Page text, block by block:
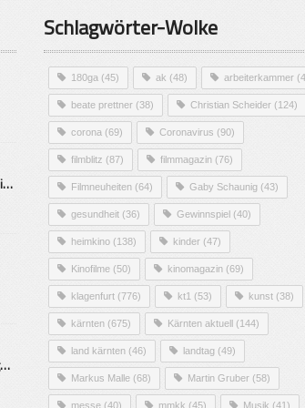
Alarmierende Selbstmordrate in Kärnten
Mittelstand – Fit fürs Land Folge 9- Konditor
Schlagwörter-Wolke
180ga (45) ak (48) arbeiterkammer
beate prettner (38) Christian Scheider (124)
corona (69) Coronavirus (90)
filmblitz (87) filmmagazin (76)
Filmneuheiten (64) Gaby Schaunig (43)
gesundheit (36) Gewinnspiel (40)
heimkino (138) kinder (47)
Kinofilme (50) kinomagazin (69)
klagenfurt (776) kt1 (53) kunst (38)
kärnten (675) Kärnten aktuell (144)
land kärnten (46) landtag (49)
Markus Malle (68) Martin Gruber (58)
messe (40) mmkk (45) Musik (41)